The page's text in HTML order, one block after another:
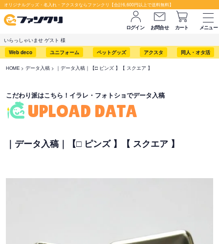
オリジナルグッズ・名入れ・アクスタならファンクリ【合計6,600円以上で送料無料】
ログイン お問合せ カート
メニュー
いらっしゃいませ ゲスト 様
Web deco
ユニフォーム ペットグッズ アクスタ 同人・オタ活
HOME データ入稿 ｜データ入稿｜【□ ピンズ 】【 スクエア 】
こだわり派はこちら！イラレ・フォトショでデータ入稿
UPLOAD DATA
｜データ入稿｜【□ ピンズ 】【 スクエア 】